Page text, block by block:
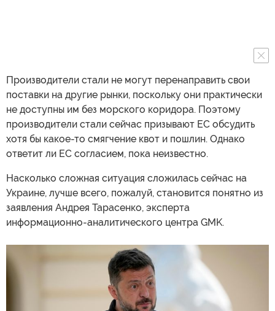
Производители стали не могут перенаправить свои
поставки на другие рынки, поскольку они практически
не доступны им без морского коридора. Поэтому
производители стали сейчас призывают ЕС обсудить
хотя бы какое-то смягчение квот и пошлин. Однако
ответит ли ЕС согласием, пока неизвестно.
Насколько сложная ситуация сложилась сейчас на
Украине, лучше всего, пожалуй, становится понятно из
заявления Андрея Тарасенко, эксперта
информационно-аналитического центра GMK.